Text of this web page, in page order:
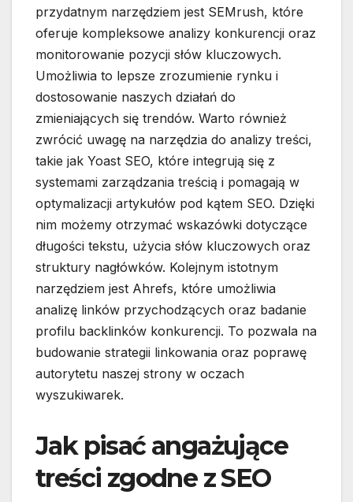
przydatnym narzędziem jest SEMrush, które
oferuje kompleksowe analizy konkurencji oraz
monitorowanie pozycji słów kluczowych.
Umożliwia to lepsze zrozumienie rynku i
dostosowanie naszych działań do
zmieniających się trendów. Warto również
zwrócić uwagę na narzędzia do analizy treści,
takie jak Yoast SEO, które integrują się z
systemami zarządzania treścią i pomagają w
optymalizacji artykułów pod kątem SEO. Dzięki
nim możemy otrzymać wskazówki dotyczące
długości tekstu, użycia słów kluczowych oraz
struktury nagłówków. Kolejnym istotnym
narzędziem jest Ahrefs, które umożliwia
analizę linków przychodzących oraz badanie
profilu backlinków konkurencji. To pozwala na
budowanie strategii linkowania oraz poprawę
autorytetu naszej strony w oczach
wyszukiwarek.
Jak pisać angażujące
treści zgodne z SEO